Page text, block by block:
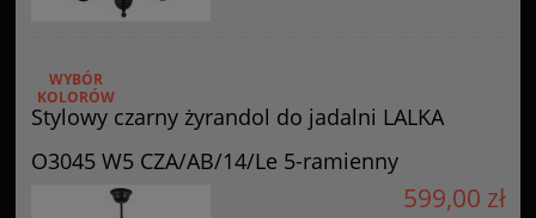
Stylowy czarny żyrandol do jadalni LALKA
O3045 W5 CZA/AB/14/Le 5-ramienny
WYBÓR
KOLORÓW
599,00 zł